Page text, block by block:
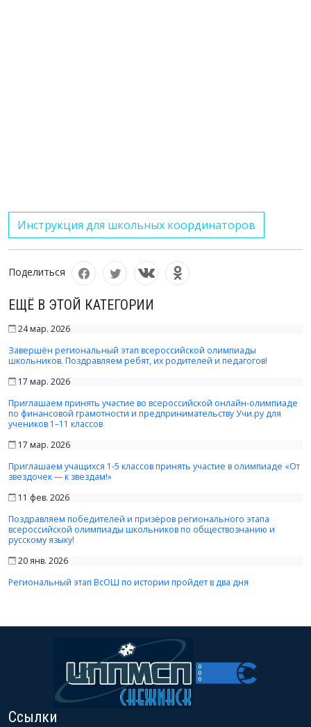
ЕЩЁ В ЭТОЙ КАТЕГОРИИ
24 мар. 2026
Завершён региональный этап всероссийской олимпиады
школьников. Поздравляем ребят, их родителей и педагогов!
17 мар. 2026
Приглашаем принять участие во всероссийской онлайн-олимпиаде
по финансовой грамотности и предпринимательству Учи.ру для
учеников 1–11 классов
17 мар. 2026
Приглашаем учащихся 1-5 классов принять участие в олимпиаде «От
звездочек — к звездам!»
11 фев. 2026
Поздравляем победителей и призёров регионального этапа
всероссийской олимпиады школьников по обществознанию и
русскому языку!
20 янв. 2026
Региональный этап ВсОШ по истории пройдет в два дня
Инструкция для школьных координаторов
Поделиться
Ссылки